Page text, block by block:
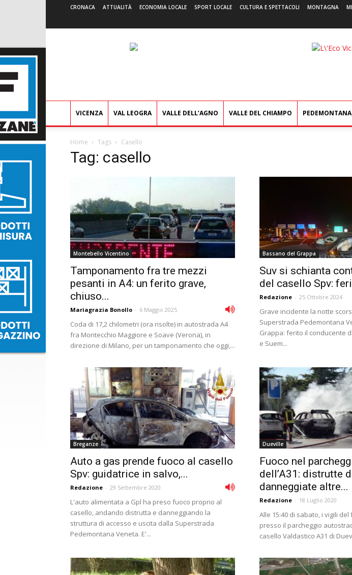
CRONACA ATTUALITÀ ECONOMIA LOCALE SPORT LOCALE CULTURA E SPETTACOLI MONTAGNA
VICENZA VAL LEOGRA VALLE DELL’AGNO VALLE DEL CHIAMPO PEDEMONTANA
Home Tags Casello
Tag: casello
Montebello Vicentino
Tamponamento fra tre mezzi
pesanti in A4: un ferito grave,
chiuso...
Mariagrazia Bonollo - 6 Maggio 2025
Coda di 17,2 chilometri (ora risolte) in autostrada A4
fra Montecchio Maggiore e Soave (Verona), in
direzione di Milano, per un tamponamento che oggi,...
Bassano del Grappa
Suv si schianta
del casello Spv:
Redazione - 25 Ottobre 2024
Grave incidente la notte
Superstrada Pedemontana
Grappa: ferito il conducente
e Suem...
Breganze
Auto a gas prende fuoco al casello
Spv: guidatrice in salvo,...
Redazione - 29 Settembre 2020
L'auto alimentata a Gpl ha preso fuoco proprio al
casello, andando distrutta e danneggiando la
struttura di accesso e uscita dalla Superstrada
Pedemontana Veneta. E'...
Dueville
Fuoco nel
dell’A31: distrutte
danneggiate altre...
Redazione - 18 Luglio 2020
Alle 15:40 di sabato, i vigili
presso il parcheggio
casello Valdastico A31 di